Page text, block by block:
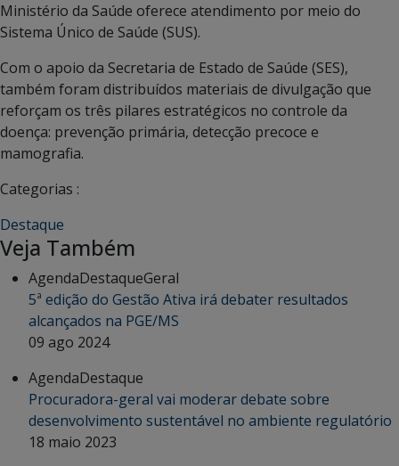
Ministério da Saúde oferece atendimento por meio do
Sistema Único de Saúde (SUS).
Com o apoio da Secretaria de Estado de Saúde (SES),
também foram distribuídos materiais de divulgação que
reforçam os três pilares estratégicos no controle da
doença: prevenção primária, detecção precoce e
mamografia.
Categorias :
Destaque
Veja Também
AgendaDestaqueGeral
5ª edição do Gestão Ativa irá debater resultados
alcançados na PGE/MS
09 ago 2024
AgendaDestaque
Procuradora-geral vai moderar debate sobre
desenvolvimento sustentável no ambiente regulatório
18 maio 2023